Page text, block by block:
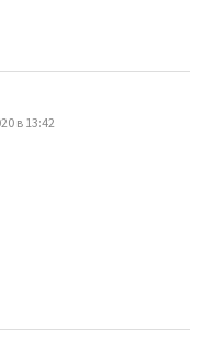
в 13:42